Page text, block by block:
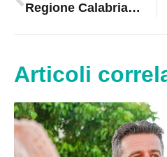
Regione Calabria, nuove misure per i diritti e l’inclusione
Articoli